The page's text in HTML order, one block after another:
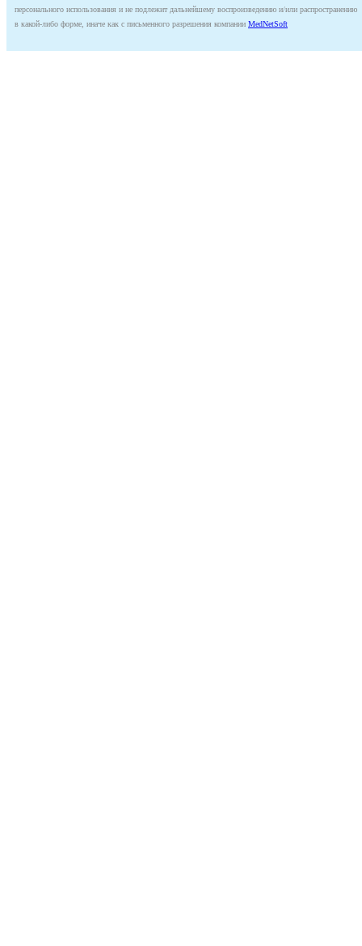
персонального использования и не подлежит дальнейшему воспроизведению и/или распространению
в какой-либо форме, иначе как с письменного разрешения компании MedNetSoft